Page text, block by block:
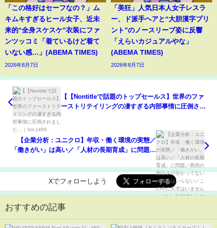
「この格好はセーフなの？」ム
キムキすぎるヒール女子、近未
来的“全身スケスケ”衣装にファ
ンツッコミ「着ているけど着て
いない感…」(ABEMA TIMES)
2026年8月7日
「美狂」人気日本人女子レスラ
ー、ド派手ヘアと“大胆漢字プリ
ント”のノースリーブ姿に反響
「えらいカジュアルやな」
(ABEMA TIMES)
2026年8月7日
【【Nontitleで話題のトップセールス】世界のファ
ーストリテイリングの凄すぎる内部事情に圧倒され
【企業分析：ユニクロ】年収・働く環境の実態／
「働きがい」は高い／「人材の長期育成」に問題／
の中に天才はいません／もし今22歳ならユニクロに
入りたいか？
Xでフォローしよう
おすすめの記事